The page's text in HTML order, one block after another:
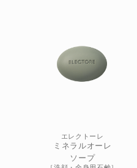
エレクトーレ
ミネラルオーレ
ソープ